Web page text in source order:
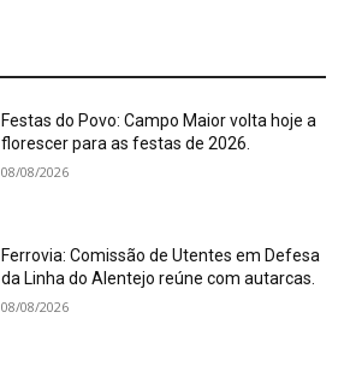
Festas do Povo: Campo Maior volta hoje a
florescer para as festas de 2026.
08/08/2026
Ferrovia: Comissão de Utentes em Defesa
da Linha do Alentejo reúne com autarcas.
08/08/2026